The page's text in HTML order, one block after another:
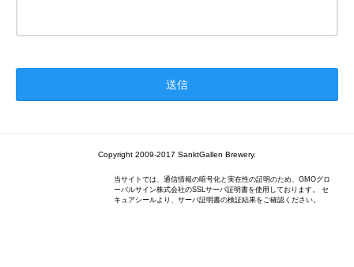
Copyright 2009-2017 SanktGallen Brewery.
当サイトでは、通信情報の暗号化と実在性の証明のため、GMOグロ
ーバルサイン株式会社のSSLサーバ証明書を使用しております。 セ
キュアシールより、サーバ証明書の検証結果をご確認ください。